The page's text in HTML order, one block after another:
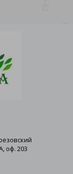
оф. 203